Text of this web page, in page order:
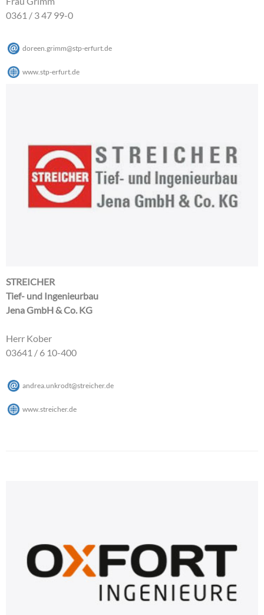
0361 / 3 47 99-0
doreen.grimm@stp-erfurt de
www.stp-erfurt.de
STREICHER
Tief- und Ingenieurbau
Jena GmbH & Co. KG
Herr Kober
03641 / 6 10-400
andrea.unkrodt@streicher.de
www.streicher.de